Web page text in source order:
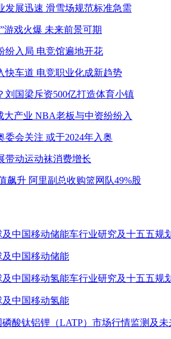
发展迅速 滑雪场规范标准急需
游戏火爆 未来前景可期
纷入局 电竞馆遍地开花
快车道 电竞职业化成新趋势
刘国梁斥资500亿打造体育小镇
大产业 NBA老板与中资纷纷入
委会关注 或于2024年入奥
带动运动袜消费增长
飙升 阿里副总收购篮网队49%股
及中国移动储能车行业研究及十五五规
及中国移动储能
及中国移动氢能车行业研究及十五五规
及中国移动氢能
磷酸钛铝锂（LATP）市场行情监测及未